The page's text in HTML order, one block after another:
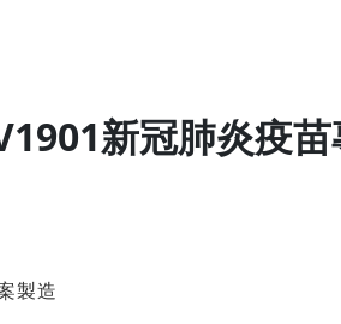
新冠肺炎疫
製造